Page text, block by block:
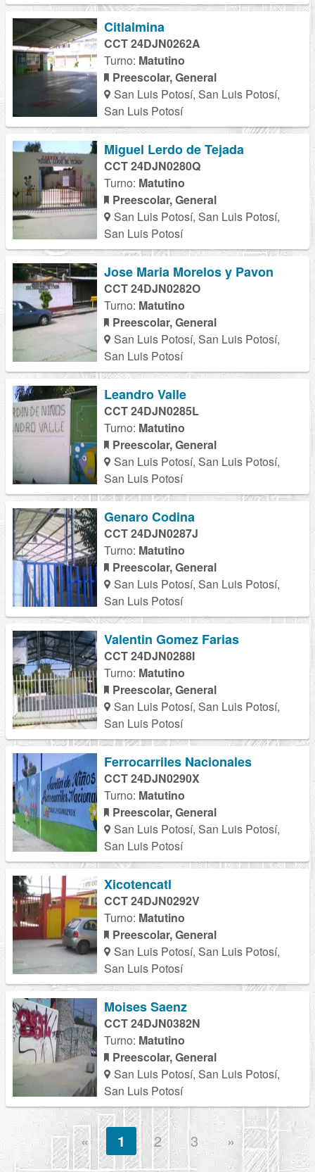
Citlalmina
CCT 24DJN0262A
Turno: Matutino
Preescolar, General
San Luis Potosí, San Luis Potosí,
San Luis Potosí
Miguel Lerdo de Tejada
CCT 24DJN0280Q
Turno: Matutino
Preescolar, General
San Luis Potosí, San Luis Potosí,
San Luis Potosí
Jose Maria Morelos y Pavon
CCT 24DJN0282O
Turno: Matutino
Preescolar, General
San Luis Potosí, San Luis Potosí,
San Luis Potosí
Leandro Valle
CCT 24DJN0285L
Turno: Matutino
Preescolar, General
San Luis Potosí, San Luis Potosí,
San Luis Potosí
Genaro Codina
CCT 24DJN0287J
Turno: Matutino
Preescolar, General
San Luis Potosí, San Luis Potosí,
San Luis Potosí
Valentin Gomez Farias
CCT 24DJN0288I
Turno: Matutino
Preescolar, General
San Luis Potosí, San Luis Potosí,
San Luis Potosí
Ferrocarriles Nacionales
CCT 24DJN0290X
Turno: Matutino
Preescolar, General
San Luis Potosí, San Luis Potosí,
San Luis Potosí
Xicotencatl
CCT 24DJN0292V
Turno: Matutino
Preescolar, General
San Luis Potosí, San Luis Potosí,
San Luis Potosí
Moises Saenz
CCT 24DJN0382N
Turno: Matutino
Preescolar, General
San Luis Potosí, San Luis Potosí,
San Luis Potosí
« 1 2 3 »